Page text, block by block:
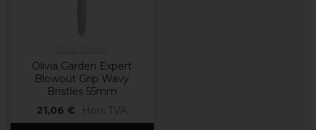
Olivia Garden Expert
Blowout Grip Wavy
Bristles 55mm
21,06 €
Hors TVA